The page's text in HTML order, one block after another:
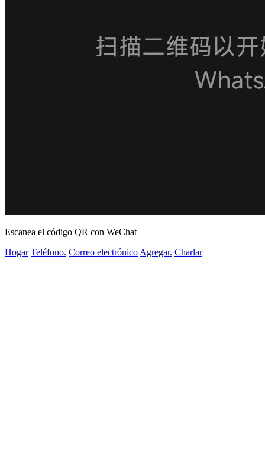
Escanea el código QR con WeChat
Hogar Teléfono. Correo electrónico Agregar. Charlar